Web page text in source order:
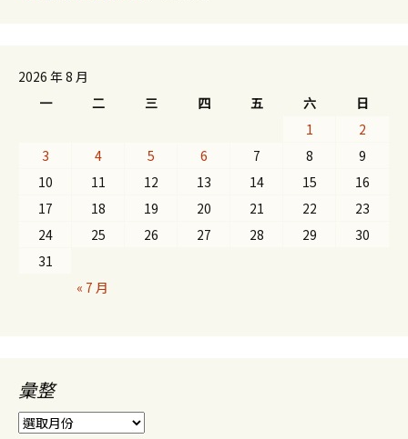
2026 年 8 月
一
二 三 四 五 六
日
1
2
3
4 5 6 7 8
9
10
11 12 13 14 15
16
17
18 19 20 21 22
23
24
25 26 27 28 29
30
31
« 7 月
彙整
彙